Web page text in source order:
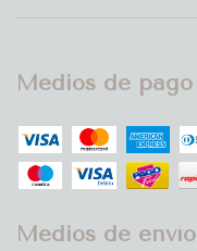
Medios de pago
Medios de envío